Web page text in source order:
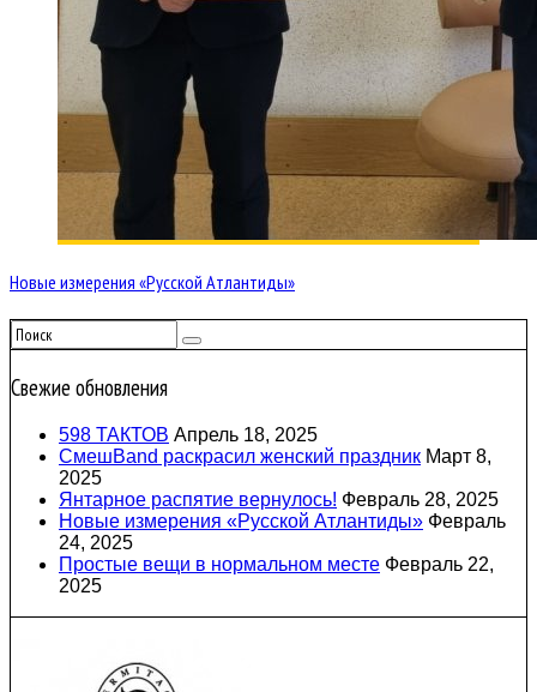
Новые измерения «Русской Атлантиды»
Свежие обновления
598 ТАКТОВ Апрель 18, 2025
СмешBand раскрасил женский праздник Март 8,
2025
Янтарное распятие вернулось! Февраль 28, 2025
Новые измерения «Русской Атлантиды» Февраль
24, 2025
Простые вещи в нормальном месте Февраль 22,
2025